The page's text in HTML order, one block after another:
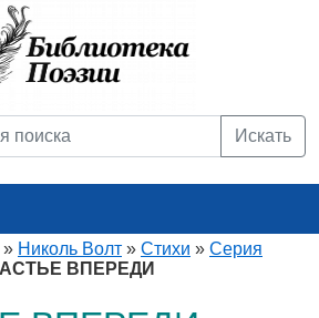
Искать
» Николь Волт » Стихи » Серия
ВПЕРЕДИ